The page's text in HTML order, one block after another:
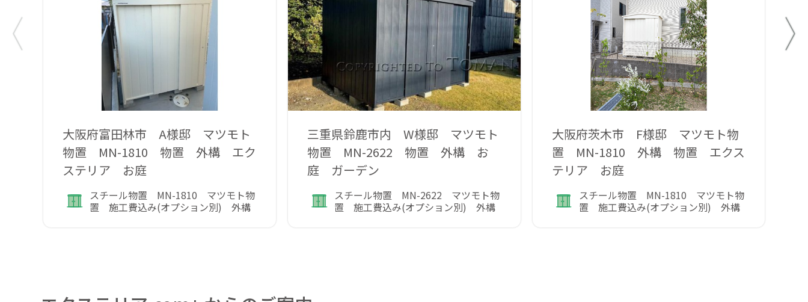
大阪府富田林市 A様邸 マツモト
物置 MN-1810 物置 外構 エク
ステリア お庭
スチール物置 MN-1810 マツモト物
置 施工費込み(オプション別) 外構
三重県鈴鹿市内 W様邸 マツモト
物置 MN-2622 物置 外構 お
庭 ガーデン
スチール物置 MN-2622 マツモト物
置 施工費込み(オプション別) 外構
大阪府茨木市 F様邸 マツモト物
置 MN-1810 外構 物置 エクス
テリア お庭
スチール物置 MN-1810 マツモト物
置 施工費込み(オプション別) 外構